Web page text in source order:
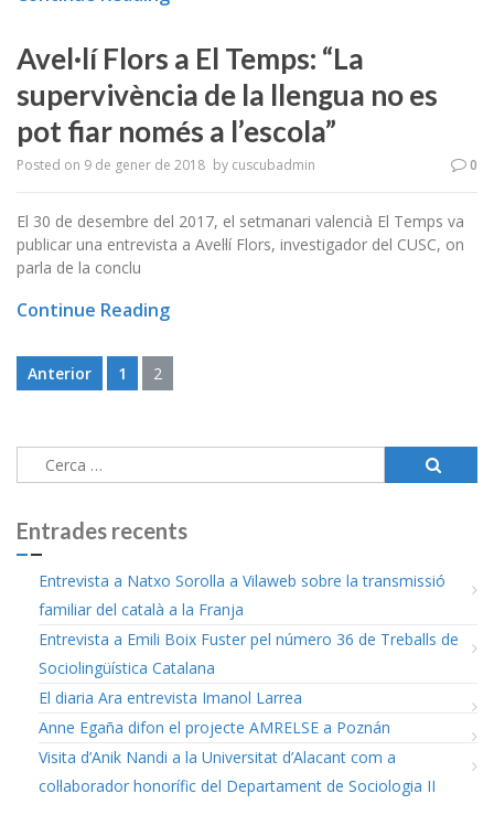
Avel·lí Flors a El Temps: “La
supervivència de la llengua no es
pot fiar només a l’escola”
Posted on 9 de gener de 2018 by cuscubadmin 0
El 30 de desembre del 2017, el setmanari valencià El Temps va
publicar una entrevista a Avel·lí Flors, investigador del CUSC, on
parla de la conclu
Continue Reading
Paginació
les
entrades
Anterior 1 2
Cerca:
Entrades recents
Entrevista a Natxo Sorolla a Vilaweb sobre la transmissió
familiar del català a la Franja
Entrevista a Emili Boix Fuster pel número 36 de Treballs de
Sociolingüística Catalana
El diaria Ara entrevista Imanol Larrea
Anne Egaña difon el projecte AMRELSE a Poznán
Visita d’Anik Nandi a la Universitat d’Alacant com a
col·laborador honorífic del Departament de Sociologia II